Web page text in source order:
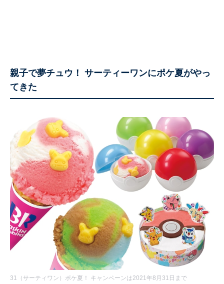
親子で夢チュウ！ サーティーワンにポケ夏がやっ
てきた
31（サーティワン）ポケ夏！ キャンペーンは2021年8月31日まで